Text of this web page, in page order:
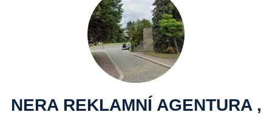
NERA REKLAMNÍ AGENTURA ,